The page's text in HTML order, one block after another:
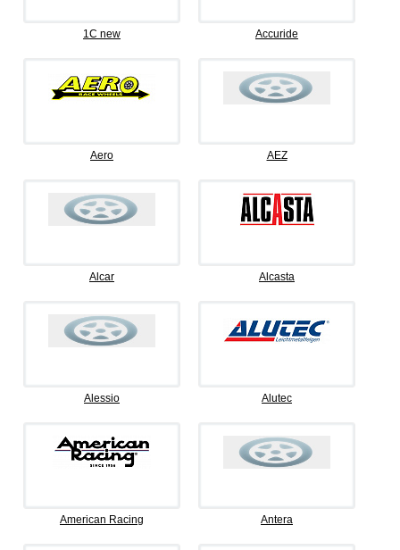
1C new Accuride
Aero AEZ
Alcar Alcasta
Alessio Alutec
American Racing Antera